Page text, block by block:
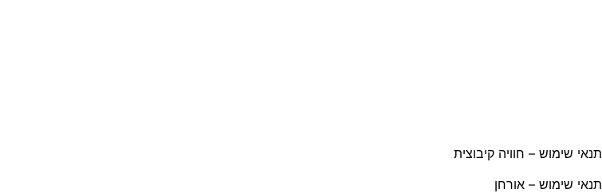
תנאי שימוש – חוויה קיבוצית
תנאי שימוש – אורחן